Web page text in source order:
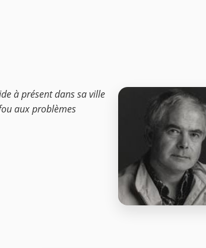
à présent dans sa ville
aux problèmes